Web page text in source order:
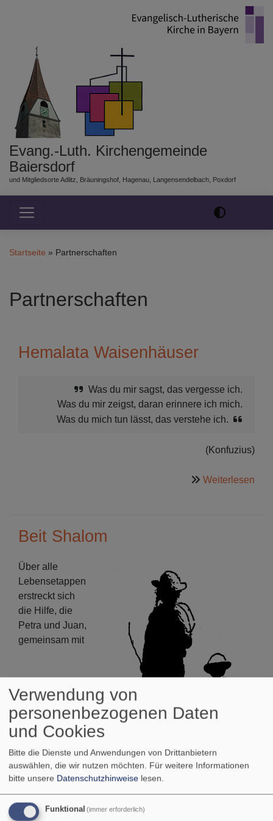
Evang.-Luth. Kirchengemeinde
Baiersdorf
und Mitgliedsorte Adlitz, Bräuningshof, Hagenau, Langensendelbach, Poxdorf
Hauptnavigation
Startseite Partnerschaften
Partnerschaften
Hemalata Waisenhäuser
Was du mir sagst, das vergesse ich.
Was du mir zeigst, daran erinnere ich mich.
Was du mich tun lässt, das verstehe ich.
(Konfuzius)
Weiterlesen
Beit Shalom
Über alle
Lebensetappen
erstreckt sich
die Hilfe, die
Petra und Juan,
gemeinsam mit
Mitarbeiter/innen, auch im vergangenen Jahr wieder
den Menschen in Lima und im Urwald weitergeben
konnten. Mit den zahlreichen Spenden konnte ein
breites Aufgabenfeld zwischen Seelsorge,
Verwendung von
personenbezogenen Daten
und Cookies
Bitte die Dienste und Anwendungen von Drittanbietern
auswählen, die wir nutzen möchten. Für weitere Informationen
bitte unsere Datenschutzhinweise lesen.
Funktional (immer erforderlich)